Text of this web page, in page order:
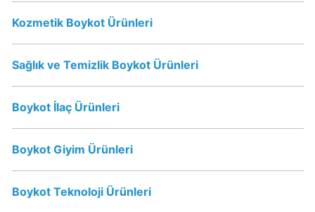
KitKat
Boykot
Kimin
Sahibi
Kim?
Lay's
Boykot
mu?
Lay's
Kozmetik Boykot Ürünleri
Sağlık ve Temizlik Boykot Ürünleri
Boykot İlaç Ürünleri
Boykot Giyim Ürünleri
Boykot Teknoloji Ürünleri